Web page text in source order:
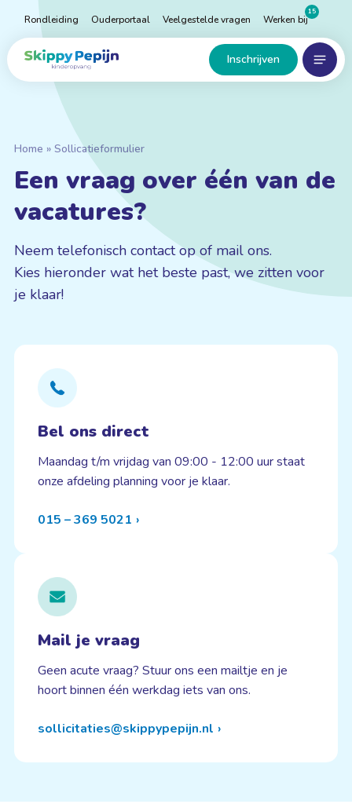
Rondleiding Ouderportaal Veelgestelde vragen Werken bij
15
Home Inschrijven
Menu
Home » Sollicatieformulier
Een vraag over één van de
vacatures?
Neem telefonisch contact op of mail ons.
Kies hieronder wat het beste past, we zitten voor
je klaar!
Bel ons direct
Maandag t/m vrijdag van 09:00 - 12:00 uur staat
onze afdeling planning voor je klaar.
015 – 369 5021
Mail je vraag
Geen acute vraag? Stuur ons een mailtje en je
hoort binnen één werkdag iets van ons.
sollicitaties@skippypepijn.nl